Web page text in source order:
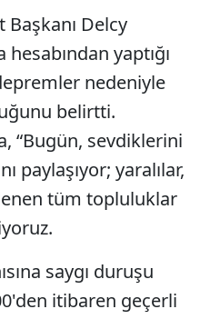
Başkanı Delcy
yaptığı
nedeniyle
belirtti.
“Bugün, sevdiklerini
paylaşıyor; yaralılar,
tüm topluluklar
saygı duruşu
itibaren geçerli